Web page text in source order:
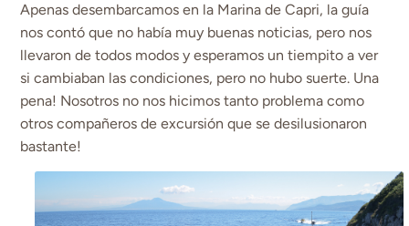
Apenas desembarcamos en la Marina de Capri, la guía
nos contó que no había muy buenas noticias, pero nos
llevaron de todos modos y esperamos un tiempito a ver
si cambiaban las condiciones, pero no hubo suerte. Una
pena! Nosotros no nos hicimos tanto problema como
otros compañeros de excursión que se desilusionaron
bastante!